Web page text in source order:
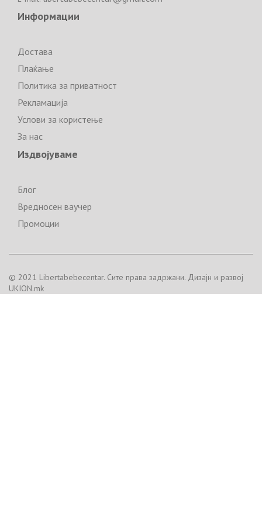
Информации
Достава
Плаќање
Политика за приватност
Рекламација
Услови за користење
За нас
Издвојуваме
Блог
Вредносен ваучер
Промоции
© 2021 Libertabebecentar. Сите права задржани. Дизајн и развој
UKION.mk